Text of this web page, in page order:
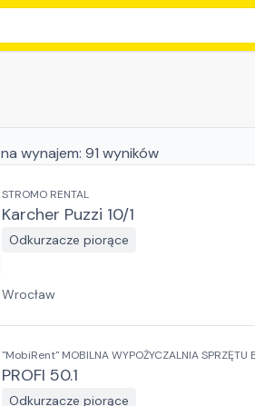
na wynajem: 91 wyników
STROMO RENTAL
Karcher Puzzi 10/1
Odkurzacze piorące
Wrocław
"MobiRent" MOBILNA WYPOŻYCZALNIA
PROFI 50.1
Odkurzacze piorące